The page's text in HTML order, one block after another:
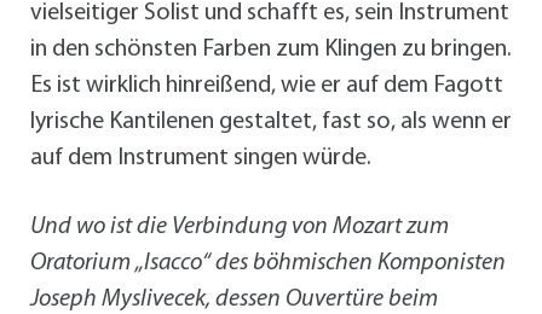
vielseitiger Solist und schafft es, sein Instrument
in den schönsten Farben zum Klingen zu bringen.
Es ist wirklich hinreißend, wie er auf dem Fagott
lyrische Kantilenen gestaltet, fast so, als wenn er
auf dem Instrument singen würde.
Und wo ist die Verbindung von Mozart zum
Oratorium „Isacco“ des böhmischen Komponisten
Joseph Myslivecek, dessen Ouvertüre beim